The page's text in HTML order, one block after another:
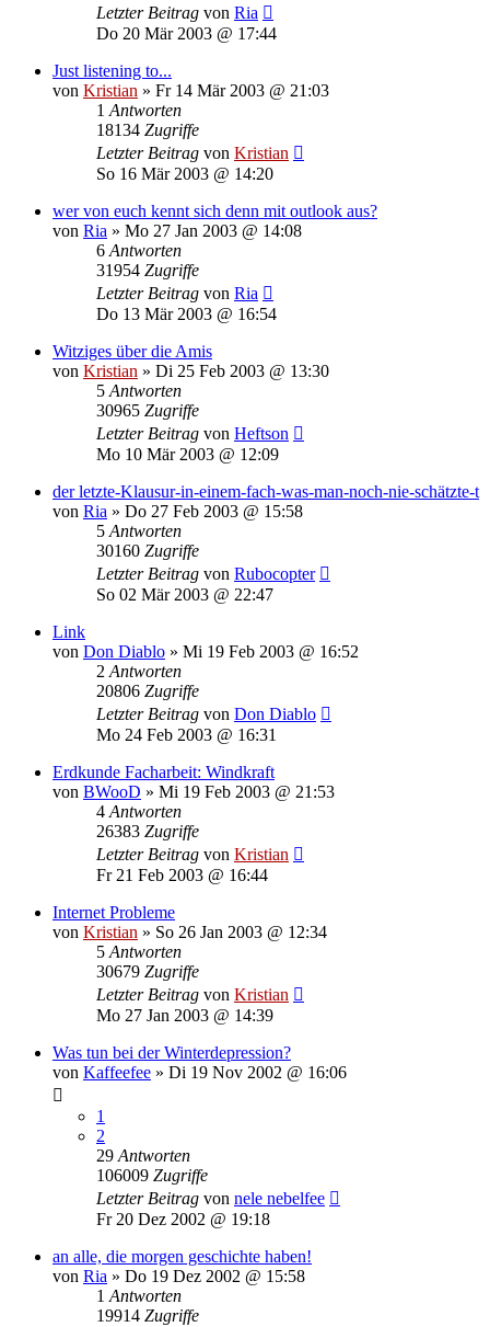
Letzter Beitrag von Ria
Do 20 Mär 2003 @ 17:44
Just listening to...
von Kristian » Fr 14 Mär 2003 @ 21:03
1 Antworten
18134 Zugriffe
Letzter Beitrag von Kristian
So 16 Mär 2003 @ 14:20
wer von euch kennt sich denn mit outlook aus?
von Ria » Mo 27 Jan 2003 @ 14:08
6 Antworten
31954 Zugriffe
Letzter Beitrag von Ria
Do 13 Mär 2003 @ 16:54
Witziges über die Amis
von Kristian » Di 25 Feb 2003 @ 13:30
5 Antworten
30965 Zugriffe
Letzter Beitrag von Heftson
Mo 10 Mär 2003 @ 12:09
der letzte-Klausur-in-einem-fach-was-man-noch-nie-schätzte-t
von Ria » Do 27 Feb 2003 @ 15:58
5 Antworten
30160 Zugriffe
Letzter Beitrag von Rubocopter
So 02 Mär 2003 @ 22:47
Link
von Don Diablo » Mi 19 Feb 2003 @ 16:52
2 Antworten
20806 Zugriffe
Letzter Beitrag von Don Diablo
Mo 24 Feb 2003 @ 16:31
Erdkunde Facharbeit: Windkraft
von BWooD » Mi 19 Feb 2003 @ 21:53
4 Antworten
26383 Zugriffe
Letzter Beitrag von Kristian
Fr 21 Feb 2003 @ 16:44
Internet Probleme
von Kristian » So 26 Jan 2003 @ 12:34
5 Antworten
30679 Zugriffe
Letzter Beitrag von Kristian
Mo 27 Jan 2003 @ 14:39
Was tun bei der Winterdepression?
von Kaffeefee » Di 19 Nov 2002 @ 16:06
1
2
29 Antworten
106009 Zugriffe
Letzter Beitrag von nele nebelfee
Fr 20 Dez 2002 @ 19:18
an alle, die morgen geschichte haben!
von Ria » Do 19 Dez 2002 @ 15:58
1 Antworten
19914 Zugriffe